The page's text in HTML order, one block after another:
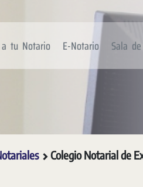
tu Notario E-Notario Sala
Colegio Notarial de